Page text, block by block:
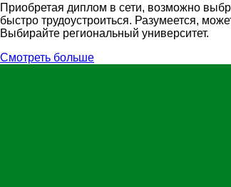
Приобретая диплом в сети, возможно
быстро трудоустроиться. Разумеется,
Выбирайте региональный университет.
Смотреть больше